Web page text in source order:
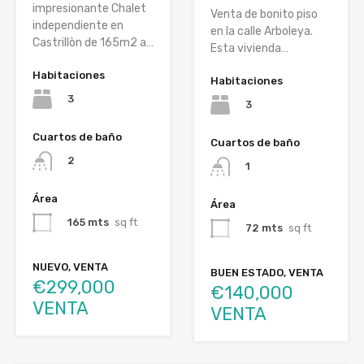
impresionante Chalet
independiente en
Castrillòn de 165m2 a…
Habitaciones
3
Cuartos de baño
2
Área
165 mts sq ft
NUEVO, VENTA
€299,000
VENTA
Venta de bonito piso
en la calle Arboleya.
Esta vivienda…
Habitaciones
3
Cuartos de baño
1
Área
72 mts sq ft
BUEN ESTADO, VENTA
€140,000
VENTA